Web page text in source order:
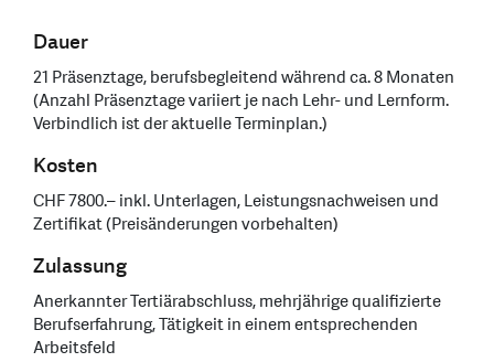
Dauer
21 Präsenztage, berufsbegleitend während ca. 8 Monaten
(Anzahl Präsenztage variiert je nach Lehr- und Lernform.
Verbindlich ist der aktuelle Terminplan.)
Kosten
CHF 7800.– inkl. Unterlagen, Leistungsnachweisen und
Zertifikat (Preisänderungen vorbehalten)
Zulassung
Anerkannter Tertiärabschluss, mehrjährige qualifizierte
Berufserfahrung, Tätigkeit in einem entsprechenden
Arbeitsfeld